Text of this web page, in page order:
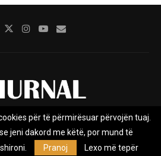
Marketing
Privacy Policy
për të përmirësuar përvojën tuaj.
jeni dakord me këtë, por mund të
Pranoj Lexo më tepër